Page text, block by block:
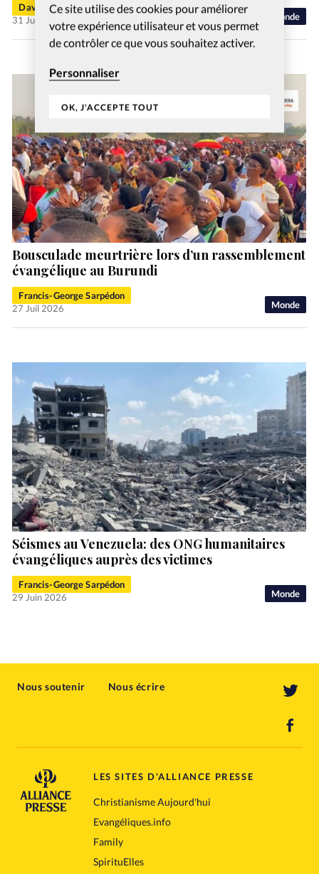
Ce site utilise des cookies pour améliorer
votre expérience utilisateur et vous permet
de contrôler ce que vous souhaitez activer.
Personnaliser
OK, J'ACCEPTE TOUT
Monde
David Métreau
31 Juil 2026
Monde
Bousculade meurtrière lors d’un rassemblement
évangélique au Burundi
Francis-George Sarpédon
27 Juil 2026
Monde
Séismes au Venezuela: des ONG humanitaires
évangéliques auprès des victimes
Francis-George Sarpédon
29 Juin 2026
Nous soutenir Nous écrire
LES SITES D'ALLIANCE PRESSE
Christianisme Aujourd'hui
Evangéliques.info
Family
SpirituElles